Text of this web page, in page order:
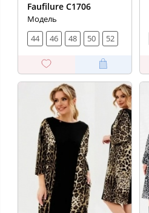
Faufilure C1706
Модель
44
46 48 50 52